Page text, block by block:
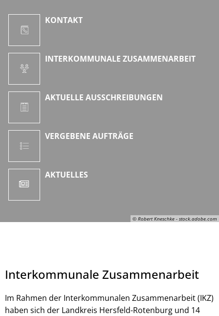
© Robert Kneschke - stock.adobe.com
KONTAKT
INTERKOMMUNALE ZUSAMMENARBEIT
AKTUELLE AUSSCHREIBUNGEN
VERGEBENE AUFTRÄGE
AKTUELLES
Interkommunale Zusammenarbeit
Im Rahmen der Interkommunalen Zusammenarbeit (IKZ)
haben sich der Landkreis Hersfeld-Rotenburg und 14